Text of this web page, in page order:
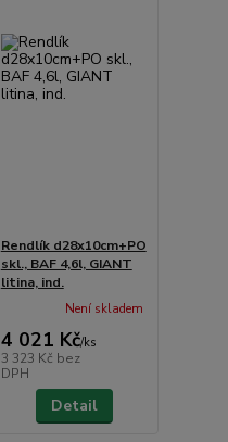
Rendlík d28x10cm+PO
skl., BAF 4,6l, GIANT
litina, ind.
4 021 Kč/ks
3 323 Kč bez
DPH
Není skladem
Detail